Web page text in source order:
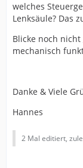
welches
Lenksäule? Das
Blicke noch
mechanisch
Danke & Viele
Hannes
2 Mal editiert,